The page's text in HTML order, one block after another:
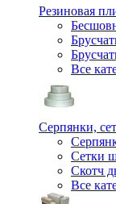
Резиновая
Все
Серпянки,
Сетки
Скотч
Все